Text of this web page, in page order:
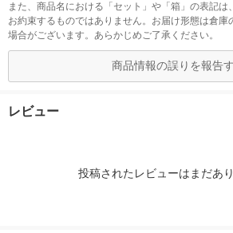
また、商品名における「セット」や「箱」の表記は
お約束するものではありません。お届け形態は倉庫
場合がございます。あらかじめご了承ください。
商品情報の誤りを報告
レビュー
投稿されたレビューはまだあり